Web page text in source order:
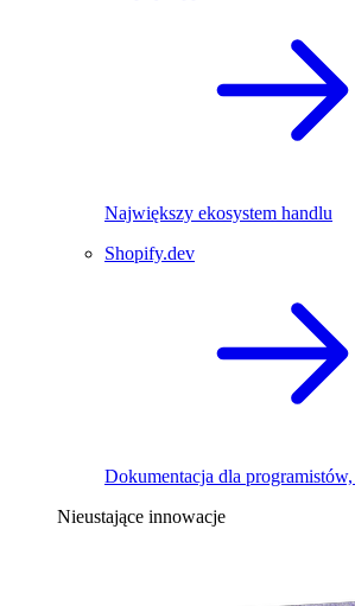
Największy ekosystem handlu
Shopify.dev
Dokumentacja dla
Nieustające innowacje